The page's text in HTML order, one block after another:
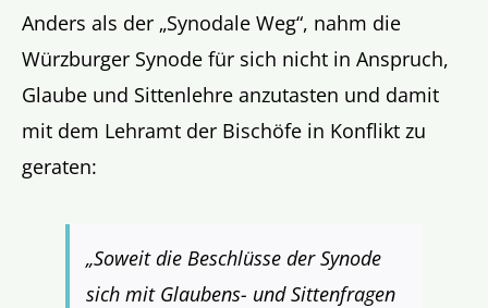
Anders als der „Synodale Weg“, nahm die
Würzburger Synode für sich nicht in Anspruch,
Glaube und Sittenlehre anzutasten und damit
mit dem Lehramt der Bischöfe in Konflikt zu
geraten:
„Soweit die Beschlüsse der Synode
sich mit Glaubens- und Sittenfragen